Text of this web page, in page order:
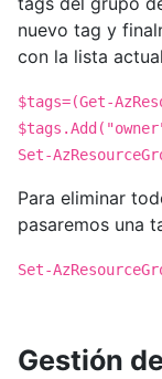
nuevo tag y
con la lista
$tags=(Get-
Set-
Para eliminar
pasaremos una
Set-
Gestión